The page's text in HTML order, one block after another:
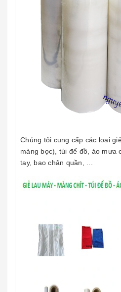
Chúng tôi cung cấp các loại
màng bọc), túi để đồ, áo mưa
tay, bao chân quần, ...